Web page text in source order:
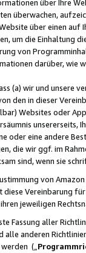
über Ihre
überwachen,
über einen
um die Einhaltung
von
darüber, wie
(a) wir und
den in dieser
Websites oder
unsererseits,
oder eine andere
die wir ggf. im
sind, wenn sie
von
Vereinbarung
jeweiligen
Fassung aller
anderen
(„